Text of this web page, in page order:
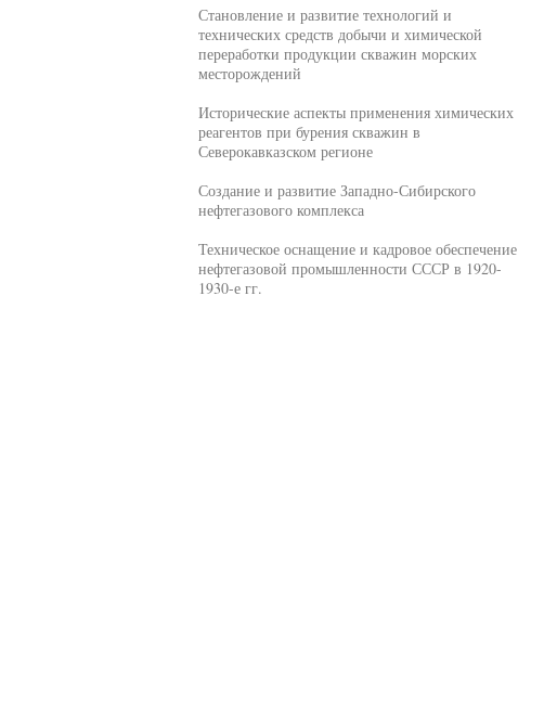
Становление и развитие технологий и
технических средств добычи и химической
переработки продукции скважин морских
месторождений
Исторические аспекты применения химических
реагентов при бурения скважин в
Северокавказском регионе
Создание и развитие Западно-Сибирского
нефтегазового комплекса
Техническое оснащение и кадровое обеспечение
нефтегазовой промышленности СССР в 1920-
1930-е гг.